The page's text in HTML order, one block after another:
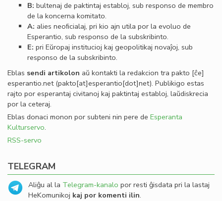
B: bultenaj de paktintaj establoj, sub responso de membro
de la koncerna komitato.
A: alies neoﬁcialaj, pri kio ajn utila por la evoluo de
Esperantio, sub responso de la subskribinto.
E: pri Eŭropaj institucioj kaj geopolitikaj novaĵoj, sub
responso de la subskribinto.
Eblas sendi artikolon aŭ kontakti la redakcion tra pakto [ĉe]
esperantio.net(pakto[at]esperantio[dot]net). Publikigo estas
rajto por esperantaj civitanoj kaj paktintaj establoj, laŭdiskrecia
por la ceteraj.
Eblas donaci monon por subteni nin pere de Esperanta
Kulturservo.
RSS-servo
TELEGRAM
Aliĝu al la Telegram-kanalo por resti ĝisdata pri la lastaj
HeKomunikoj kaj por komenti ilin.